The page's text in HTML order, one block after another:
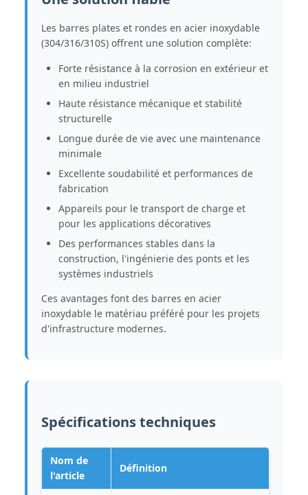
Les barres plates et rondes en acier inoxydable
(304/316/310S) offrent une solution complète:
Forte résistance à la corrosion en extérieur et
en milieu industriel
Haute résistance mécanique et stabilité
structurelle
Longue durée de vie avec une maintenance
minimale
Excellente soudabilité et performances de
fabrication
Appareils pour le transport de charge et
pour les applications décoratives
Des performances stables dans la
construction, l'ingénierie des ponts et les
systèmes industriels
Ces avantages font des barres en acier
inoxydable le matériau préféré pour les projets
d'infrastructure modernes.
Spécifications techniques
Nom de
l'article
Définition